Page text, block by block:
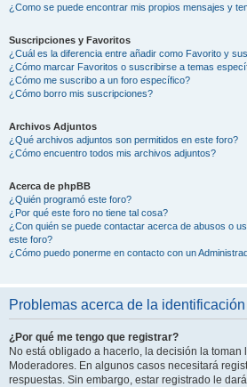
¿Como se puede encontrar mis propios mensajes y
Suscripciones y Favoritos
¿Cuál es la diferencia entre añadir como Favorito y
¿Cómo marcar Favoritos o suscribirse a temas
¿Cómo me suscribo a un foro específico?
¿Cómo borro mis suscripciones?
Archivos Adjuntos
¿Qué archivos adjuntos son permitidos en este foro?
¿Cómo encuentro todos mis archivos adjuntos?
Acerca de phpBB
¿Quién programó este foro?
¿Por qué este foro no tiene tal cosa?
¿Con quién se puede contactar acerca de abusos o
este foro?
¿Cómo puedo ponerme en contacto con un
Problemas acerca de la
¿Por qué me tengo que registrar?
No está obligado a hacerlo, la decisión la toman
Moderadores. En algunos casos necesitará
respuestas. Sin embargo, estar registrado le